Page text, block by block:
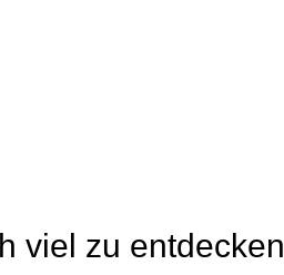
viel zu entdecken